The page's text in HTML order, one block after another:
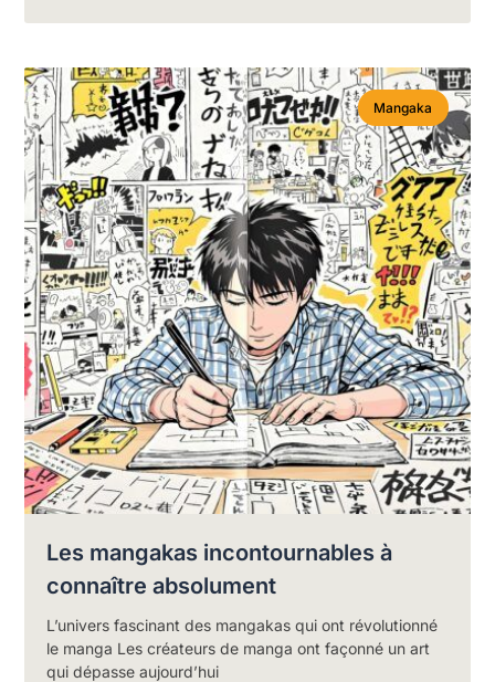
Mangaka
Les mangakas incontournables à
connaître absolument
L’univers fascinant des mangakas qui ont révolutionné
le manga Les créateurs de manga ont façonné un art
qui dépasse aujourd’hui